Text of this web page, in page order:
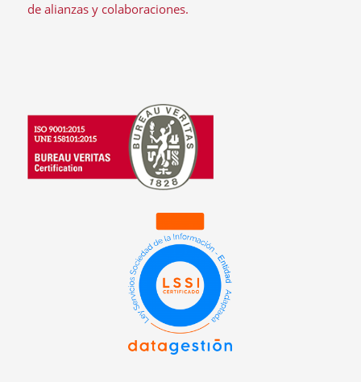
de alianzas y colaboraciones.